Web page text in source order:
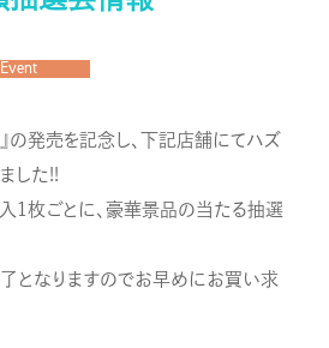
Event
発売を記念し、下記店舗にてハズ
した!!
1枚ごとに、豪華景品の当たる抽選
となりますのでお早めにお買い求